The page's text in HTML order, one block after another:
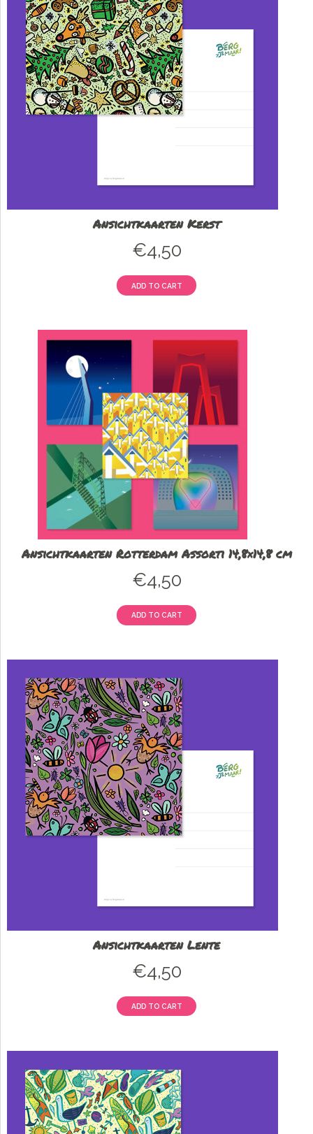
Ansichtkaarten Kerst
€4,50
ADD TO CART
Ansichtkaarten Rotterdam Assorti 14,8×14,8 cm
€4,50
ADD TO CART
Ansichtkaarten Lente
€4,50
ADD TO CART